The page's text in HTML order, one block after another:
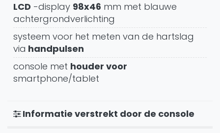
LCD -display 98x46 mm met blauwe
achtergrondverlichting
systeem voor het meten van de hartslag
via handpulsen
console met houder voor
smartphone/tablet
Informatie verstrekt door de console